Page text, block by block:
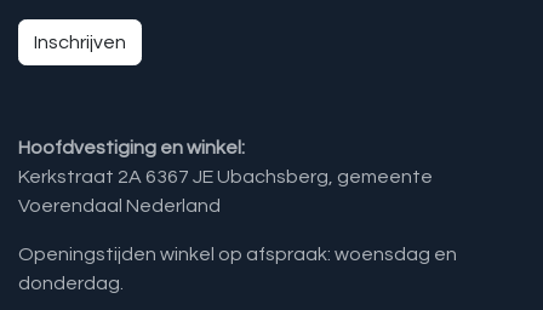
Inschrijven
Hoofdvestiging en winkel:
Kerkstraat 2A 6367 JE Ubachsberg, gemeente
Voerendaal Nederland
Openingstijden winkel op afspraak: woensdag en
donderdag.